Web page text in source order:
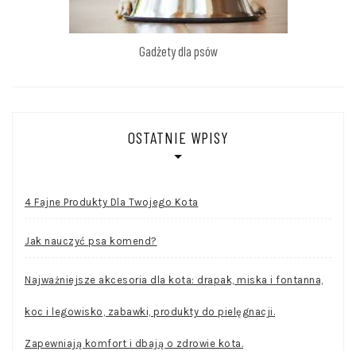
Gadżety dla psów
OSTATNIE WPISY
4 Fajne Produkty Dla Twojego Kota
Jak nauczyć psa komend?
Najważniejsze akcesoria dla kota: drapak, miska i fontanna,
koc i legowisko, zabawki, produkty do pielęgnacji.
Zapewniają komfort i dbają o zdrowie kota.